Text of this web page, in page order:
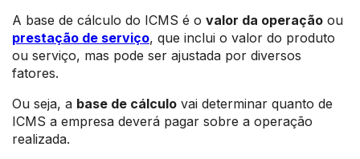
A base de cálculo do ICMS é o valor da operação ou
prestação de serviço, que inclui o valor do produto
ou serviço, mas pode ser ajustada por diversos
fatores.
Ou seja, a base de cálculo vai determinar quanto de
ICMS a empresa deverá pagar sobre a operação
realizada.